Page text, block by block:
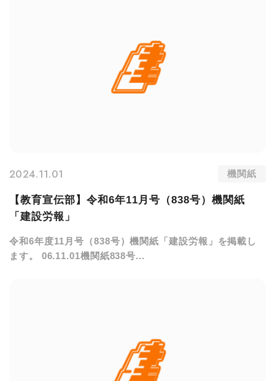
2024.11.01 機関紙
【教育宣伝部】令和6年11月号（838号）機関紙
「建設労報」
令和6年度11月号（838号）機関紙「建設労報」を掲載し
ます。 06.11.01機関紙838号...